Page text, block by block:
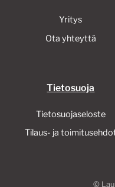
Yritys
Ota yhteyttä
Tietosuoja
Tietosuojaseloste
Tilaus- ja
©